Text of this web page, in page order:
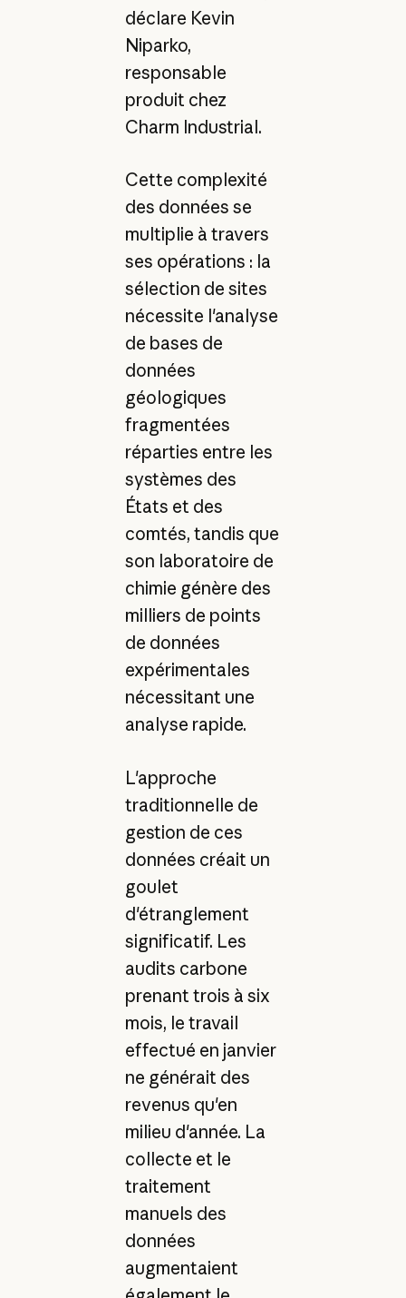
déclare Kevin
Niparko,
responsable
produit chez
Charm Industrial.
Cette complexité
des données se
multiplie à travers
ses opérations : la
sélection de sites
nécessite l'analyse
de bases de
données
géologiques
fragmentées
réparties entre les
systèmes des
États et des
comtés, tandis que
son laboratoire de
chimie génère des
milliers de points
de données
expérimentales
nécessitant une
analyse rapide.
L'approche
traditionnelle de
gestion de ces
données créait un
goulet
d'étranglement
significatif. Les
audits carbone
prenant trois à six
mois, le travail
effectué en janvier
ne générait des
revenus qu'en
milieu d'année. La
collecte et le
traitement
manuels des
données
augmentaient